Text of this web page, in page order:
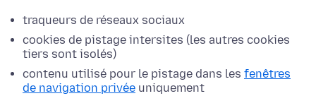
traqueurs de réseaux sociaux
cookies de pistage intersites (les autres cookies
tiers sont isolés)
contenu utilisé pour le pistage dans les fenêtres
de navigation privée uniquement